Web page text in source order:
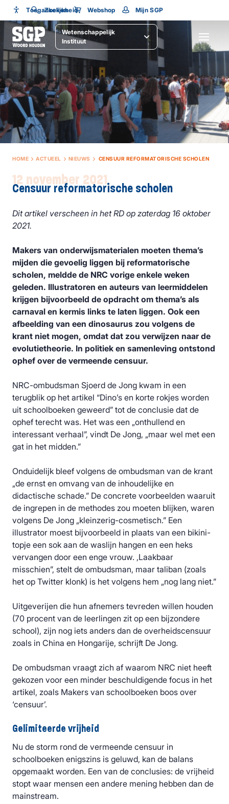
Toegankelijkheid
Toegankelijkheid
Lettergrootte
Zoeken Webshop Mijn SGP
Wetenschappelijk
Instituut
HOME ACTUEEL NIEUWS CENSUUR REFORMATORISCHE SCHOLEN
12 november 2021
Censuur reformatorische scholen
Dit artikel verscheen in het RD op zaterdag 16 oktober
2021.
Makers van onderwijsmaterialen moeten thema’s
mijden die gevoelig liggen bij reformatorische
scholen, meldde de NRC vorige enkele weken
geleden. Illustratoren en auteurs van leermiddelen
krijgen bijvoorbeeld de opdracht om thema’s als
carnaval en kermis links te laten liggen. Ook een
afbeelding van een dinosaurus zou volgens de
krant niet mogen, omdat dat zou verwijzen naar de
evolutietheorie. In politiek en samenleving ontstond
ophef over de vermeende censuur.
NRC-ombudsman Sjoerd de Jong kwam in een
terugblik op het artikel “Dino’s en korte rokjes worden
uit schoolboeken geweerd” tot de conclusie dat de
ophef terecht was. Het was een „onthullend en
interessant verhaal”, vindt De Jong, „maar wel met een
gat in het midden.”
Onduidelijk bleef volgens de ombudsman van de krant
„de ernst en omvang van de inhoudelijke en
didactische schade.” De concrete voorbeelden waaruit
de ingrepen in de methodes zou moeten blijken, waren
volgens De Jong „kleinzerig-cosmetisch.” Een
illustrator moest bijvoorbeeld in plaats van een bikini-
topje een sok aan de waslijn hangen en een heks
vervangen door een enge vrouw. ,Laakbaar
misschien”, stelt de ombudsman, maar taliban (zoals
het op Twitter klonk) is het volgens hem „nog lang niet.”
Uitgeverijen die hun afnemers tevreden willen houden
(70 procent van de leerlingen zit op een bijzondere
school), zijn nog iets anders dan de overheidscensuur
zoals in China en Hongarije, schrijft De Jong.
De ombudsman vraagt zich af waarom NRC niet heeft
gekozen voor een minder beschuldigende focus in het
artikel, zoals Makers van schoolboeken boos over
‘censuur’.
Gelimiteerde vrijheid
Nu de storm rond de vermeende censuur in
schoolboeken enigszins is geluwd, kan de balans
opgemaakt worden. Een van de conclusies: de vrijheid
stopt waar mensen een andere mening hebben dan de
mainstream.